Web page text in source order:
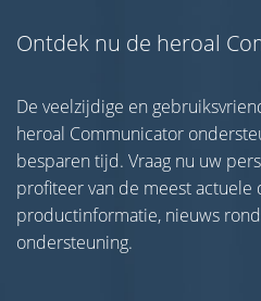
Ontdek nu de heroal
De veelzijdige en
heroal Communicator
besparen tijd. Vraag nu uw
profiteer van de meest actuele
productinformatie, nieuws
ondersteuning.